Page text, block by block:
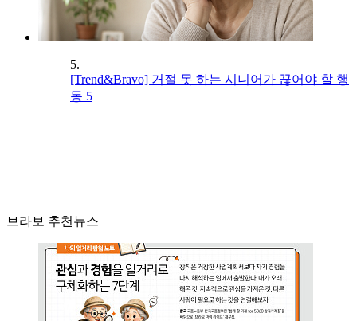
5.
[Trend&Bravo] 거절 못 하는 시니어가 끊어야 할 행
동 5
브라보 추천뉴스